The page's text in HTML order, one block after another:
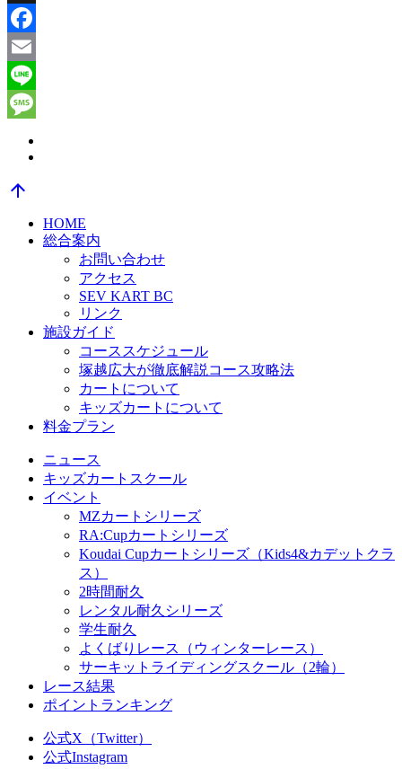
X
Facebook
Email
Line
arrow_upward
HOME
総合案内
お問い合わせ
アクセス
SEV KART BC
リンク
施設ガイド
コーススケジュール
塚越広大が徹底解説コース攻略法
カートについて
キッズカートについて
料金プラン
ニュース
キッズカートスクール
イベント
MZカートシリーズ
RA:Cupカートシリーズ
Koudai Cupカートシリーズ（Kids4&カデットクラ
ス）
2時間耐久
レンタル耐久シリーズ
学生耐久
よくばりレース（ウィンターレース）
サーキットライディングスクール（2輪）
レース結果
ポイントランキング
公式X（Twitter）
公式Instagram